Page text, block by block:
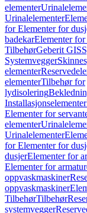
elementer
Urinalelementer
for Elementer for
badekarElementer
TilbehørGeberit GIS
Systemvegger
elementer
elementerTilbehør for
lydisolering
Installasjonselementer
Elementer for
elementer
Urinalelementer
for Elementer for
dusjerElementer for
Elementer for
oppvaskmaskiner
oppvaskmaskiner
TilbehørTilbehør
systemvegger